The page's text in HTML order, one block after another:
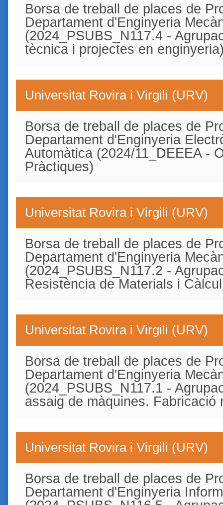
Borsa de treball de places de
Departament d'Enginyeria
(2024_PSUBS_N117.4 -
tècnica i projectes en
Universitat Rovira i Virgili (URV)
Borsa de treball de places de
Departament d'Enginyeria
Automàtica (2024/11_DEEEA -
Pràctiques)
Universitat Rovira i Virgili (URV)
Borsa de treball de places de
Departament d'Enginyeria
(2024_PSUBS_N117.2 -
Resistència de Materials i
Universitat Rovira i Virgili (URV)
Borsa de treball de places de
Departament d'Enginyeria
(2024_PSUBS_N117.1 -
assaig de màquines. Fabricació
Universitat Rovira i Virgili (URV)
Borsa de treball de places de
Departament d'Enginyeria